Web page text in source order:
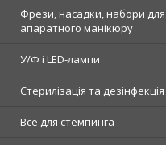
Фрези, насадки, набори для
апаратного манікюру
У/Ф і LED-лампи
Стерилізація та дезінфекція
Все для стемпинга